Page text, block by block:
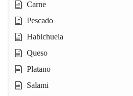
Carne
Pescado
Habichuela
Queso
Platano
Salami